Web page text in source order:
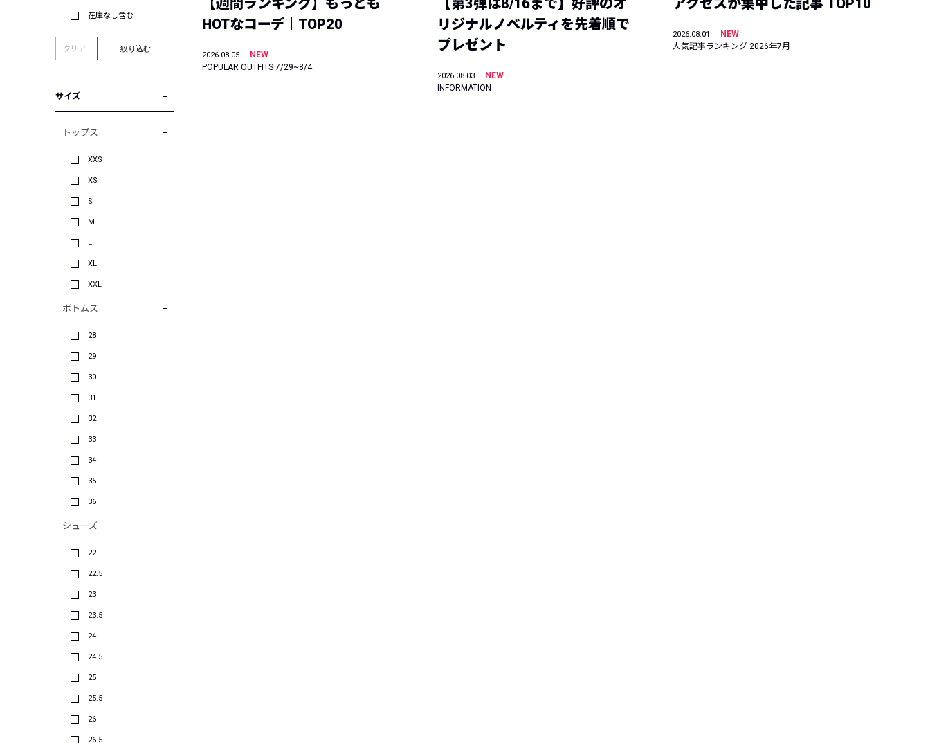
在庫なし含む
クリア 絞り込む
サイズ
トップス
XXS
XS
S
M
L
XL
XXL
ボトムス
28
29
30
31
32
33
34
35
36
シューズ
22
22.5
23
23.5
24
24.5
25
25.5
26
26.5
【週間ランキング】もっとも
HOTなコーデ｜TOP20
2026.08.05
NEW
POPULAR OUTFITS 7/29~8/4
【第3弾は8/16まで】好評のオ
リジナルノベルティを先着順で
プレゼント
2026.08.03
NEW
INFORMATION
アクセスが集中した記事 TOP10
2026.08.01
NEW
人気記事ランキング 2026年7月